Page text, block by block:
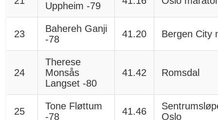
Uppheim -79
23
Bahereh Ganji
-78
41.20 Bergen City
24
Therese
Monsås
Langset -80
41.42 Romsdal
25
Tone Fløttum
-78
41.46
Oslo